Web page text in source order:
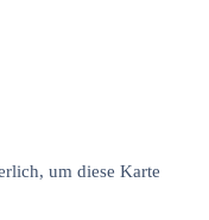
um diese Karte